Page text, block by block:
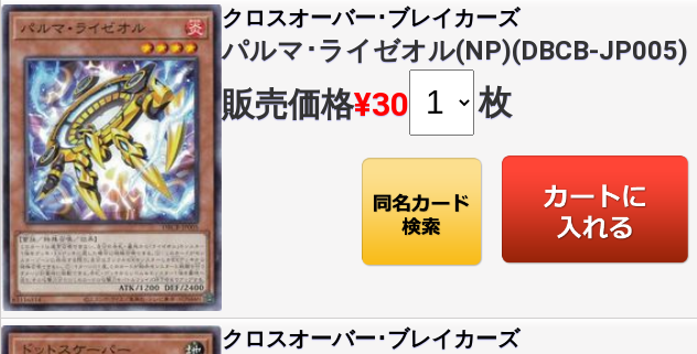
クロスオーバー･ブレイカーズ
パルマ･ライゼオル(NP)(DBCB-JP005)
販売価格¥30 枚
クロスオーバー･ブレイカーズ